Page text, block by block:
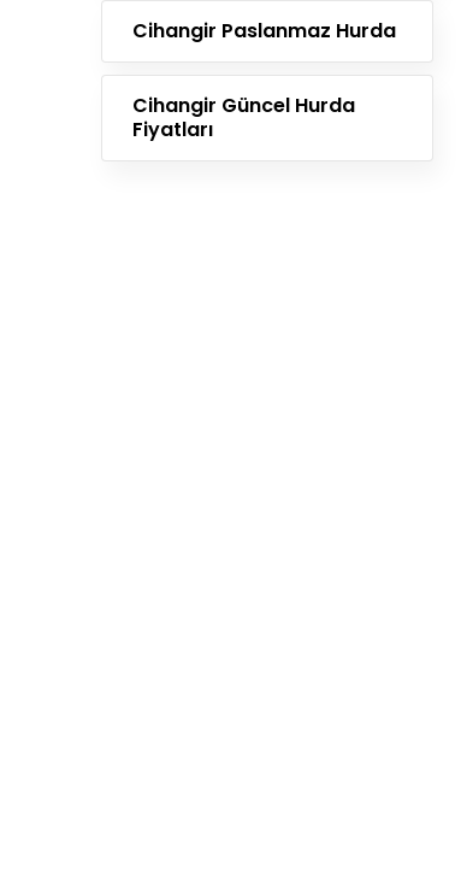
Cihangir Paslanmaz Hurda
Cihangir Güncel Hurda
Fiyatları